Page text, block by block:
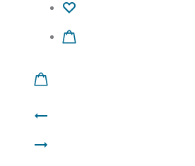
Product
navigation
Filz